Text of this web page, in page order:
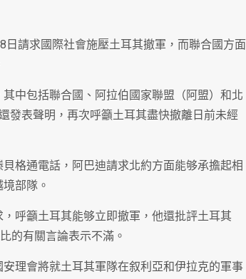
日請求國際社會施壓土耳其撤軍，而聯合國方面
中包括聯合國、阿拉伯國家聯盟（阿盟）和北
發表聲明，再次呼籲土耳其盡快撤離日前未經
格通電話，阿巴迪請求北約方面能够承擔起相
部隊。
呼籲土耳其能够立即撤軍，他還批評土耳其
的有關言論表示不滿。
理會將就土耳其軍隊在叙利亞和伊拉克的軍事